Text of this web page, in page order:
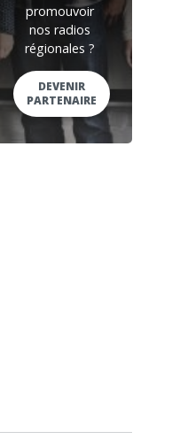
promouvoir
nos radios
régionales ?
DEVENIR
PARTENAIRE